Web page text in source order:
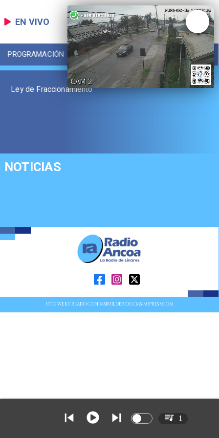
EN VIVO
PROGRAMACIÓN LOCAL DEPORTES
Ley de Fraccionamiento
NOTICIAS
SITIO WEB CREADO CON MSBUILDER DE CMS-MSPRESS.COM
1